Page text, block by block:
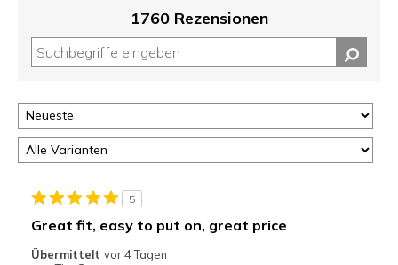
1760 Rezensionen
5
Great fit, easy to put on, great price
Übermittelt vor 4 Tagen